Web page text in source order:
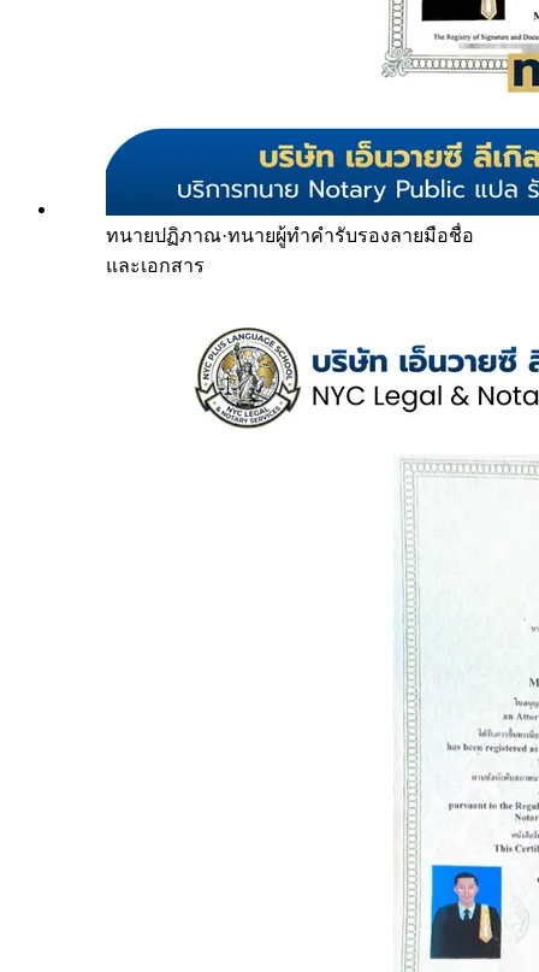
ทนายปฏิภาณ·ทนายผู้ทำคำรับรองลายมือชื่อ
และเอกสาร